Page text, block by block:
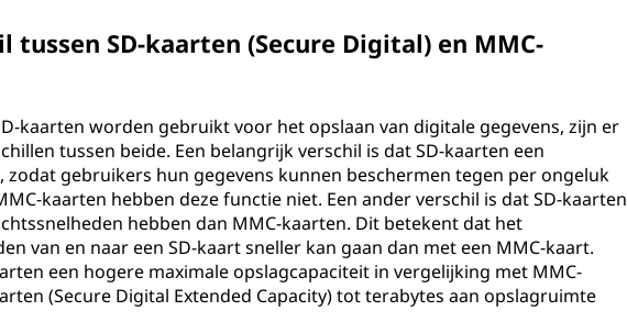
tussen SD-kaarten (Secure Digital) en MMC-
kaarten worden gebruikt voor het opslaan van digitale gegevens, zijn er
tussen beide. Een belangrijk verschil is dat SD-kaarten een
gebruikers hun gegevens kunnen beschermen tegen per ongeluk
kaarten hebben deze functie niet. Een ander verschil is dat SD-kaarten
hebben dan MMC-kaarten. Dit betekent dat het
van en naar een SD-kaart sneller kan gaan dan met een MMC-kaart.
een hogere maximale opslagcapaciteit in vergelijking met MMC-
(Secure Digital Extended Capacity) tot terabytes aan opslagruimte